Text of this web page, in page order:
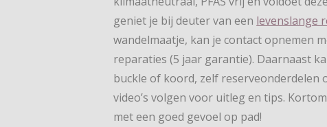
geniet je bij deuter van een levenslange
wandelmaatje, kan je contact opnemen
reparaties (5 jaar garantie). Daarnaast
buckle of koord, zelf reserveonderdelen
video’s volgen voor uitleg en tips.
met een goed gevoel op pad!